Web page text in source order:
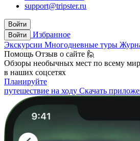
support@tripster.ru
Войти
Войти
Избранное
Экскурсии Многодневные туры
Помощь Отзыв о сайте 🙋
Обзоры необычных мест по всему
в наших соцсетях
Планируйте
путешествие на ходу Скачать